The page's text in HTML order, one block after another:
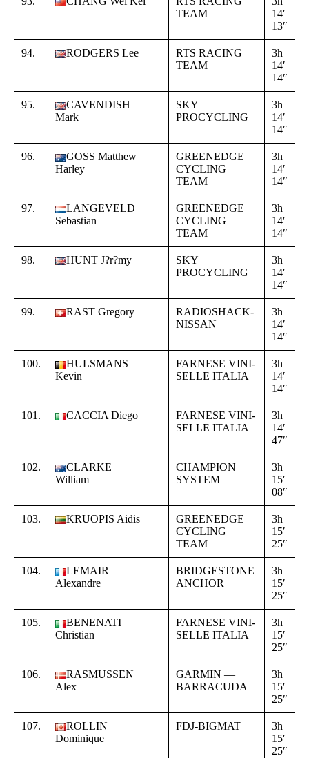
TEAM
14′
13″
94. RODGERS Lee
RTS RACING
TEAM
3h
14′
14″
95.
CAVENDISH
Mark
SKY
PROCYCLING
3h
14′
14″
96.
GOSS Matthew
Harley
GREENEDGE
CYCLING
TEAM
3h
14′
14″
97.
LANGEVELD
Sebastian
GREENEDGE
CYCLING
TEAM
3h
14′
14″
98. HUNT J?r?my
SKY
PROCYCLING
3h
14′
14″
99. RAST Gregory
RADIOSHACK-
NISSAN
3h
14′
14″
100.
HULSMANS
Kevin
FARNESE VINI-
SELLE ITALIA
3h
14′
14″
101. CACCIA Diego
FARNESE VINI-
SELLE ITALIA
3h
14′
47″
102.
CLARKE
William
CHAMPION
SYSTEM
3h
15′
08″
103. KRUOPIS Aidis
GREENEDGE
CYCLING
TEAM
3h
15′
25″
104.
LEMAIR
Alexandre
BRIDGESTONE
ANCHOR
3h
15′
25″
105.
BENENATI
Christian
FARNESE VINI-
SELLE ITALIA
3h
15′
25″
106.
RASMUSSEN
Alex
GARMIN —
BARRACUDA
3h
15′
25″
107.
ROLLIN
Dominique
FDJ-BIGMAT
3h
15′
25″